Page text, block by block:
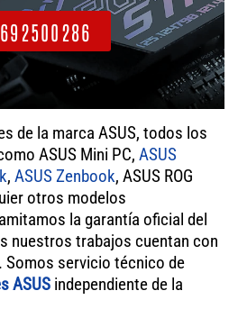
692500286
de la marca ASUS, todos los
ASUS Mini PC, ASUS
, ASUS Zenbook, ASUS ROG
otros modelos
la garantía oficial del
nuestros trabajos cuentan con
. Somos servicio técnico de
ASUS independiente de la